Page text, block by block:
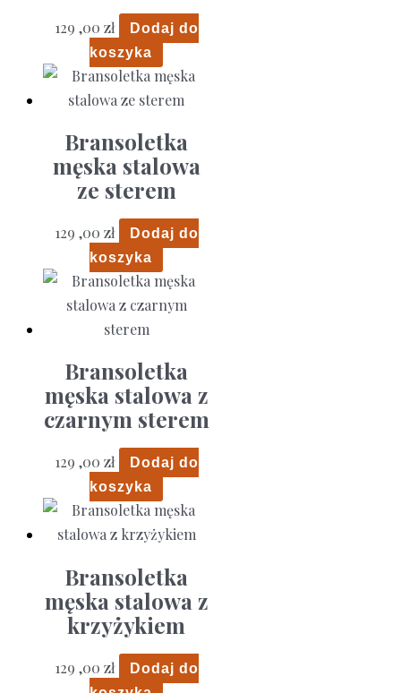
129 ,00 zł
Dodaj do
koszyka
Bransoletka
męska stalowa
ze sterem
129 ,00 zł
Dodaj do
koszyka
Bransoletka
męska stalowa z
czarnym sterem
129 ,00 zł
Dodaj do
koszyka
Bransoletka
męska stalowa z
krzyżykiem
129 ,00 zł
Dodaj do